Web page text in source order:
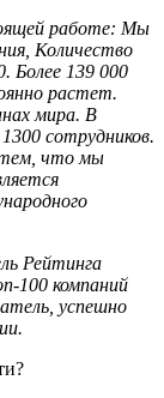
работе: Мы
Количество
Более 139 000
растет.
мира. В
сотрудников.
тем, что мы
Рейтинга
100 компаний
успешно